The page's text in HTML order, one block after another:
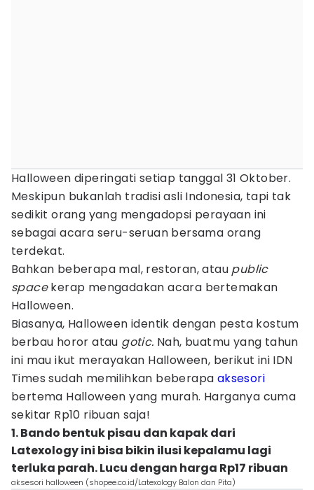
Halloween diperingati setiap tanggal 31 Oktober.
Meskipun bukanlah tradisi asli Indonesia, tapi tak
sedikit orang yang mengadopsi perayaan ini
sebagai acara seru-seruan bersama orang
terdekat.
Bahkan beberapa mal, restoran, atau public
spacekerap mengadakan acara bertemakan
Halloween.
Biasanya, Halloween identik dengan pesta kostum
berbau horor atau gotic. Nah, buatmu yang tahun
ini mau ikut merayakan Halloween, berikut ini IDN
Times sudah memilihkan beberapa aksesori
bertema Halloween yang murah. Harganya cuma
sekitar Rp10 ribuan saja!
1. Bando bentuk pisau dan kapak dari
Latexology ini bisa bikin ilusi kepalamu lagi
terluka parah. Lucu dengan harga Rp17 ribuan
aksesori halloween (shopee.co.id/Latexology Balon dan Pita)